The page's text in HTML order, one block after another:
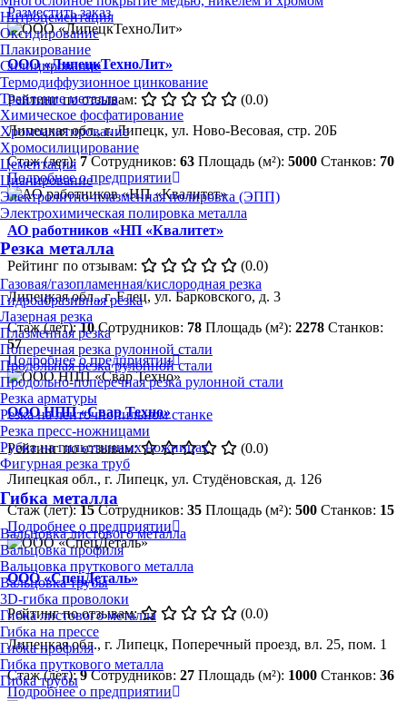
Нитроцементация
Оксидирование
Плакирование
Силицирование
Термодиффузионное цинкование
Травление металла
Химическое фосфатирование
Хромоалитирование
Хромосилицирование
Цементация
Цианирование
Электролитно-плазменная полировка (ЭПП)
Электрохимическая полировка металла
Резка металла
Газовая/газопламенная/кислородная резка
Гидроабразивная резка
Лазерная резка
Плазменная резка
Поперечная резка рулонной стали
Продольная резка рулонной стали
Продольно-поперечная резка рулонной стали
Резка арматуры
Резка на ленточнопильном станке
Резка пресс-ножницами
Рубка на гильотинных ножницах
Фигурная резка труб
Гибка металла
Вальцовка листового металла
Вальцовка профиля
Вальцовка пруткового металла
Вальцовка трубы
3D-гибка проволоки
Гибка листового металла
Гибка на прессе
Гибка профиля
Гибка пруткового металла
Гибка трубы
Разместить заказ
ООО «ЛипецкТехноЛит»
Рейтинг по отзывам:
(0.0)
Липецкая обл., г. Липецк, ул. Ново-Весовая, стр. 20Б
Стаж (лет): 7 Сотрудников: 63 Площадь (м²): 5000 Станков: 70
Подробнее о предприятии
АО работников «НП «Квалитет»
Рейтинг по отзывам:
(0.0)
Липецкая обл., г. Елец, ул. Барковского, д. 3
Стаж (лет):10 Сотрудников: 78 Площадь (м²): 2278 Станков:
57
Подробнее о предприятии
ООО НПП «Свар Техно»
Рейтинг по отзывам:
(0.0)
Липецкая обл., г. Липецк, ул. Студёновская, д. 126
Стаж (лет):15 Сотрудников: 35 Площадь (м²): 500 Станков: 15
Подробнее о предприятии
ООО «СпецДеталь»
Рейтинг по отзывам:
(0.0)
Липецкая обл., г. Липецк, Поперечный проезд, вл. 25, пом. 1
Стаж (лет):9 Сотрудников: 27 Площадь (м²): 1000 Станков: 36
Подробнее о предприятии